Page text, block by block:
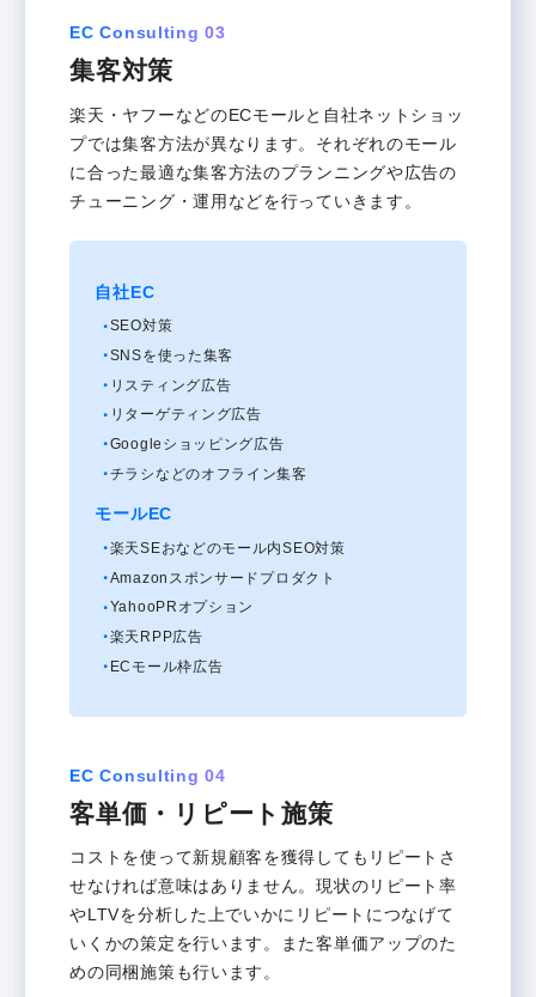
EC Consulting 03
集客対策
楽天・ヤフーなどのECモールと自社ネットショッ
プでは集客方法が異なります。それぞれのモール
に合った最適な集客方法のプランニングや広告の
チューニング・運用などを行っていきます。
自社EC
SEO対策
SNSを使った集客
リスティング広告
リターゲティング広告
Googleショッピング広告
チラシなどのオフライン集客
モールEC
楽天SEおなどのモール内SEO対策
Amazonスポンサードプロダクト
YahooPRオプション
楽天RPP広告
ECモール枠広告
EC Consulting 04
客単価・リピート施策
コストを使って新規顧客を獲得してもリピートさ
せなければ意味はありません。現状のリピート率
やLTVを分析した上でいかにリピートにつなげて
いくかの策定を行います。また客単価アップのた
めの同梱施策も行います。